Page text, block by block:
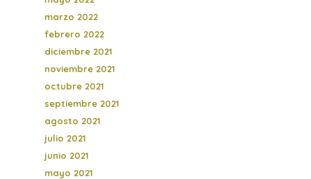
marzo 2022
febrero 2022
diciembre 2021
noviembre 2021
octubre 2021
septiembre 2021
agosto 2021
julio 2021
junio 2021
mayo 2021